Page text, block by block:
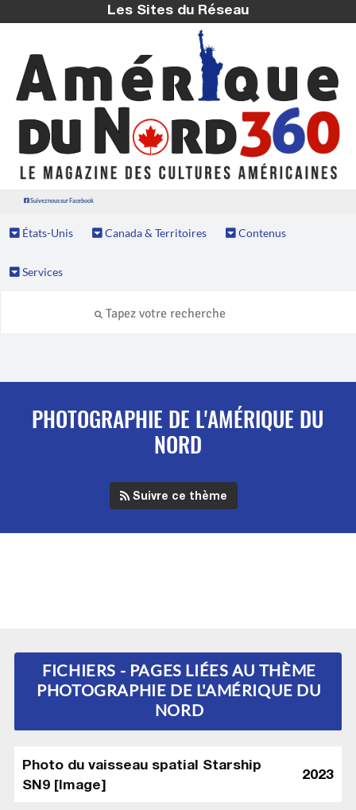
Les Sites du Réseau
Suivez nous sur Facebook
États-Unis Canada & Territoires Contenus
Services
PHOTOGRAPHIE DE L'AMÉRIQUE DU
NORD
Suivre ce thème
FICHIERS - PAGES LIÉES AU THÈME
PHOTOGRAPHIE DE L'AMÉRIQUE DU
NORD
Photo du vaisseau spatial Starship
SN9 [Image]
2023